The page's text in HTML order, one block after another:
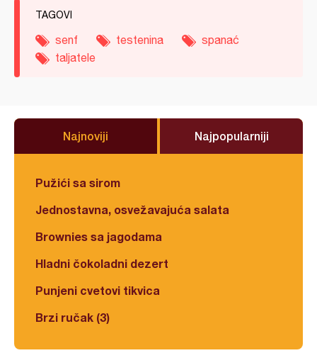
TAGOVI
senf testenina
spanać
taljatele
Najnoviji Najpopularniji
Pužići sa sirom
Jednostavna, osvežavajuća salata
Brownies sa jagodama
Hladni čokoladni dezert
Punjeni cvetovi tikvica
Brzi ručak (3)